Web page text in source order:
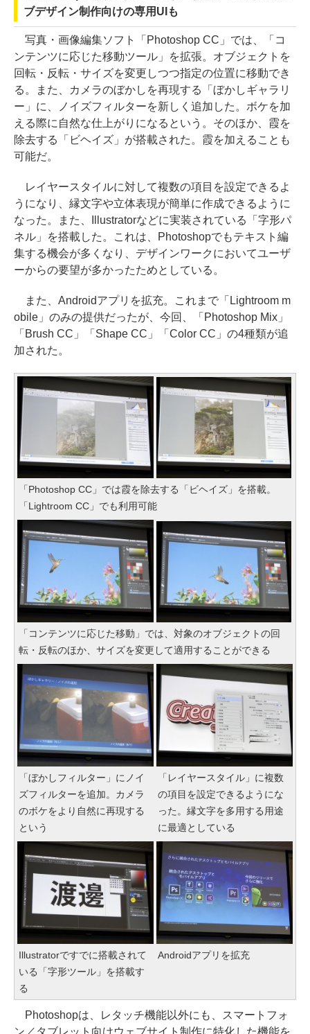
ブデザイン制作向けの専用UIも
写真・画像編集ソフト「Photoshop CC」では、「コ
ンテンツに応じた移動ツール」を拡張。オブジェクトを
回転・反転・サイズを変更しつつ指定の位置に移動でき
る。また、カメラのぼかしを再現する「ぼかしギャラリ
ー」に、ノイズフィルターを新しく追加した。ボケを加
える際に自然な仕上がりになるという。そのほか、霞を
除去する「ビヘイズ」が搭載された。霞を加えることも
可能だ。
レイヤースタイルに対して複数の項目を設定できるよ
うになり、縁文字や立体表現が簡単に作成できるように
なった。また、Illustratorなどに実装されている「字形パ
ネル」を搭載した。これは、Photoshopでもテキスト編
集する機会が多くなり、デザインワークにおいてユーザ
ーからの要望が多かったためとしている。
また、Androidアプリを拡充。これまで「Lightroom m
obile」のみの提供だったが、今回、「Photoshop Mix」
「Brush CC」「Shape CC」「Color CC」の4種類が追
加された。
「Photoshop CC」では霞を除去する「ビヘイズ」を搭載。
「Lightroom CC」でも利用可能
「コンテンツに応じた移動」では、対象のオブジェクトの回
転・反転のほか、サイズを変更して適用することができる
「ぼかしフィルター」にノイ
ズフィルターを追加。カメラ
のボケをより自然に再現する
という
「レイヤースタイル」に複数
の項目を設定できるようにな
った。縁文字を多用する用途
に最適としている
Illustratorですでに搭載されて
いる「字形ツール」を搭載す
る
Androidアプリを拡充
Photoshopは、レタッチ機能以外にも、スマートフォ
ン／タブレット向けウェブサイト制作に特化した機能を